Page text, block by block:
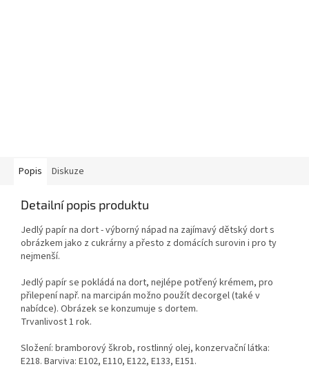
Popis Diskuze
Detailní popis produktu
Jedlý papír na dort - výborný nápad na zajímavý dětský dort s
obrázkem jako z cukrárny a přesto z domácích surovin i pro ty
nejmenší.
Jedlý papír se pokládá na dort, nejlépe potřený krémem, pro
přilepení např. na marcipán možno použít decorgel (také v
nabídce). Obrázek se konzumuje s dortem.
Trvanlivost 1 rok.
Složení: bramborový škrob, rostlinný olej, konzervační látka:
E218. Barviva: E102, E110, E122, E133, E151.